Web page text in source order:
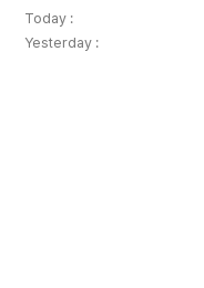
Today :
Yesterday :